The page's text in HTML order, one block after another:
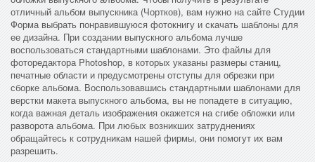
отличный альбом выпускника (Чортков), вам нужно на сайте Студии
Форма выбрать понравившуюся фотокнигу и скачать шаблоны для
ее дизайна. При создании выпускного альбома лучше
воспользоваться стандартными шаблонами. Это файлы для
фоторедактора Photoshop, в которых указаны размеры станиц,
печатные области и предусмотрены отступы для обрезки при
сборке альбома. Воспользовавшись стандартными шаблонами для
верстки макета выпускного альбома, вы не попадете в ситуацию,
когда важная деталь изображения окажется на сгибе обложки или
разворота альбома. При любых возникших затруднениях
обращайтесь к сотрудникам нашей фирмы, они помогут их вам
разрешить.